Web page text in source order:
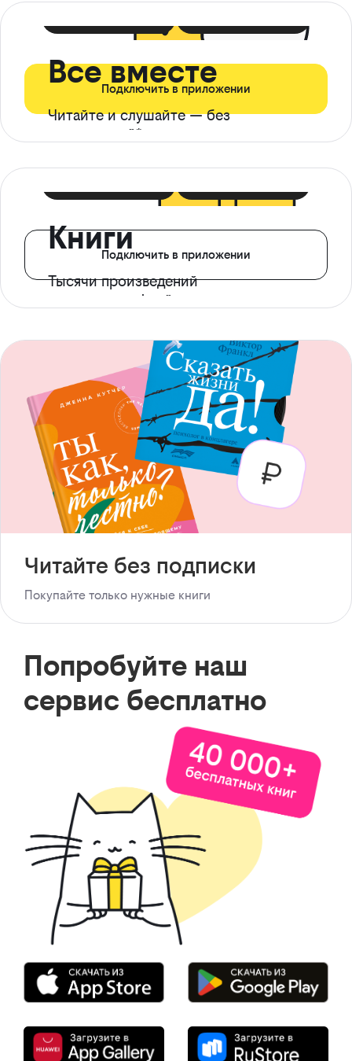
Все вместе
Читайте и слушайте — без
ограничений*
Подключить в приложении
Книги
Тысячи произведений
с доступом офлайн
Подключить в приложении
Читайте без подписки
Покупайте только нужные книги
Попробуйте наш
сервис бесплатно